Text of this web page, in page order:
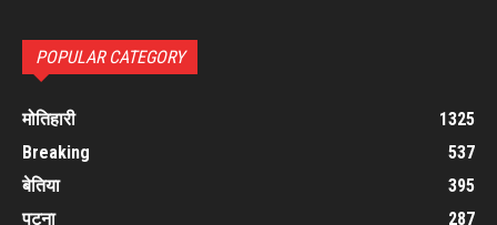
POPULAR CATEGORY
मोतिहारी
1325
Breaking
537
बेतिया
395
पटना
287